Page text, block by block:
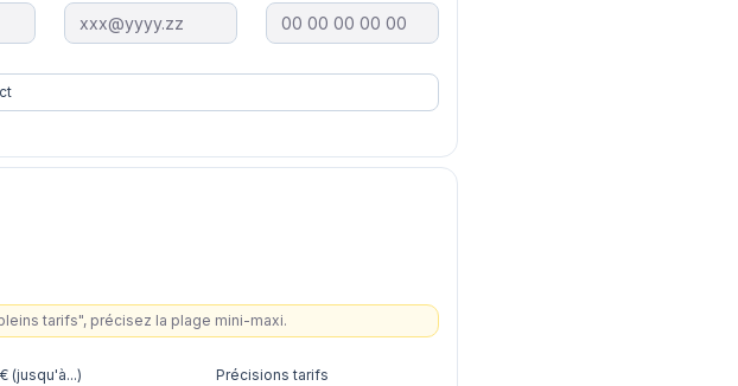
tarifs", précisez la plage mini-maxi.
(jusqu'à...)
Précisions tarifs